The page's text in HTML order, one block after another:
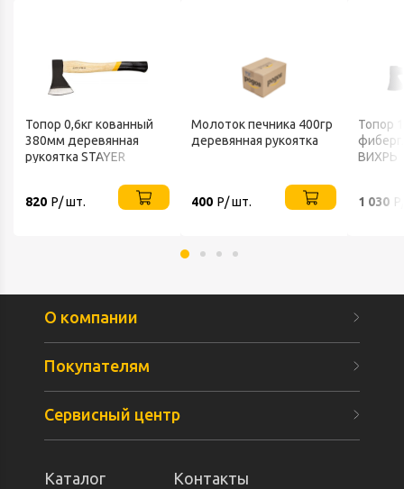
Топор 0,6кг кованный
380мм деревянная
рукоятка STAYER
820 Р/ шт.
Молоток печника 400гр
деревянная рукоятка
400 Р/ шт.
Топор
ВИХРЬ
1 030
О компании
Покупателям
Сервисный центр
Каталог
Контакты